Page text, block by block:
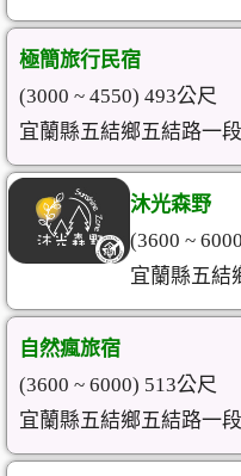
極簡旅行民宿
(3000 ~ 4550) 493公尺
宜蘭縣五結鄉五結路一
沐光森野
(3600 ~
宜蘭縣五結
自然瘋旅宿
(3600 ~ 6000) 513公尺
宜蘭縣五結鄉五結路一